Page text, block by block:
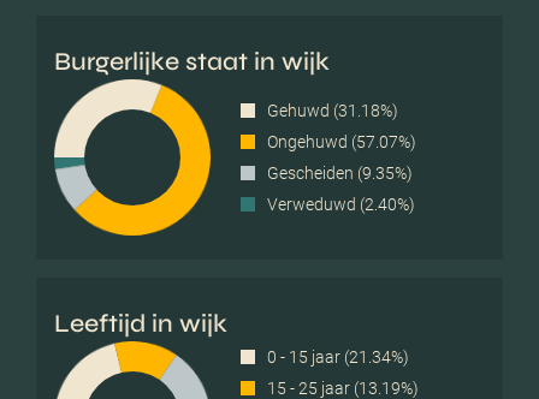
Burgerlijke staat in wijk
Gehuwd (31.18%)
Ongehuwd (57.07%)
Gescheiden (9.35%)
Verweduwd (2.40%)
Leeftijd in wijk
0 - 15 jaar (21.34%)
15 - 25 jaar (13.19%)